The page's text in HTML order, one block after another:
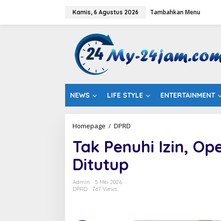
Kamis, 6 Agustus 2026 Tambahkan Menu
NEWS LIFE STYLE ENTERTAINMENT
Homepage / DPRD
k
P
Tak Penuhi Izin,
Ditutup
Admin
5 Mei 2026
DPRD
767 Views